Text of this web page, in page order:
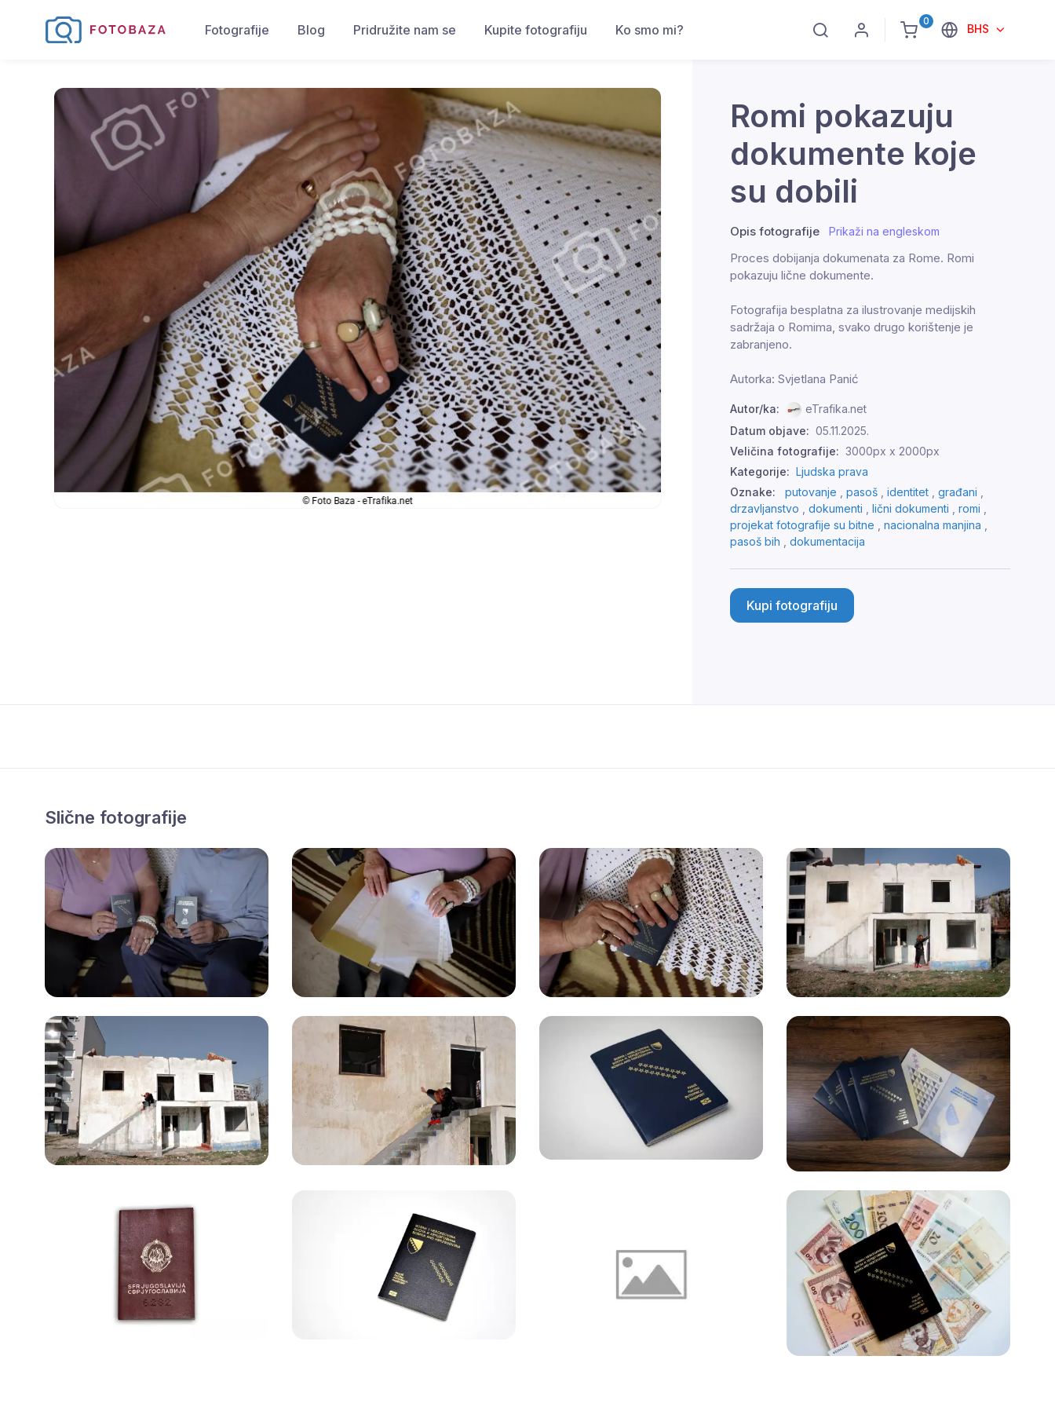
0
BHS
Fotografije Blog Pridružite nam se Kupite fotografiju Ko smo mi?
Romi pokazuju
dokumente koje
su dobili
Opis fotografije Prikaži na engleskom
Proces dobijanja dokumenata za Rome. Romi
pokazuju lične dokumente.
Fotografija besplatna za ilustrovanje medijskih
sadržaja o Romima, svako drugo korištenje je
zabranjeno.
Autorka: Svjetlana Panić
Autor/ka:
eTrafika.net
Datum objave: 05.11.2025.
Veličina fotografije: 3000px x 2000px
Kategorije: Ljudska prava
Oznake:
putovanje , pasoš , identitet , građani ,
drzavljanstvo , dokumenti , lični dokumenti , romi ,
projekat fotografije su bitne , nacionalna manjina ,
pasoš bih , dokumentacija
Kupi fotografiju
Slične fotografije